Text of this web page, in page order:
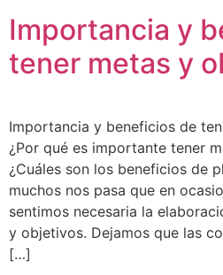
Importancia y
tener metas y
Importancia y beneficios de
¿Por qué es importante tener
¿Cuáles son los beneficios de
muchos nos pasa que en
sentimos necesaria la
y objetivos. Dejamos que las
[…]